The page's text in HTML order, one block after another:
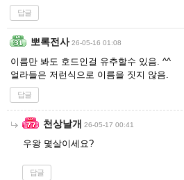
답글
뽀록전사 26-05-16 01:08
이름만 봐도 호드인걸 유추할수 있음. ^^
얼라들은 저런식으로 이름을 짓지 않음.
답글
천상날개 26-05-17 00:41
우왕 몇살이세요?
답글